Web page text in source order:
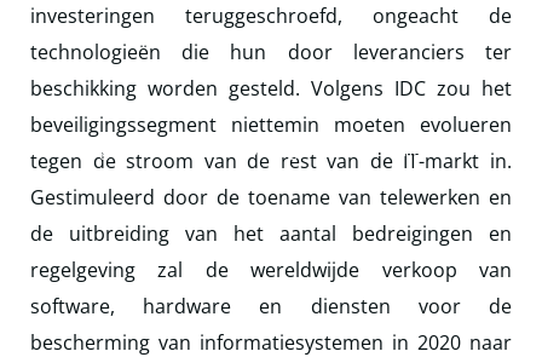
investeringen teruggeschroefd, ongeacht de
technologieën die hun door leveranciers ter
beschikking worden gesteld. Volgens IDC zou het
beveiligingssegment niettemin moeten evolueren
tegen de stroom van de rest van de IT-markt in.
Gestimuleerd door de toename van telewerken en
de uitbreiding van het aantal bedreigingen en
regelgeving zal de wereldwijde verkoop van
software, hardware en diensten voor de
bescherming van informatiesystemen in 2020 naar
Ontvangst |
De uitgaven aan veiligheid kennen de
crisis niet